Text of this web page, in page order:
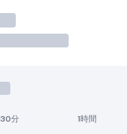
30分 1時間